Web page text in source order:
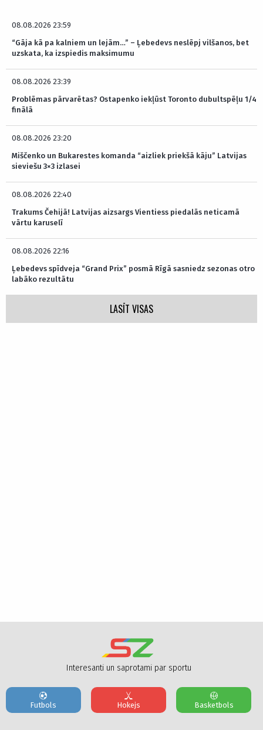
08.08.2026 23:59
“Gāja kā pa kalniem un lejām…” – Ļebedevs neslēpj vilšanos, bet
uzskata, ka izspiedis maksimumu
08.08.2026 23:39
Problēmas pārvarētas? Ostapenko iekļūst Toronto dubultspēļu 1/4
finālā
08.08.2026 23:20
Miščenko un Bukarestes komanda “aizliek priekšā kāju” Latvijas
sieviešu 3×3 izlasei
08.08.2026 22:40
Trakums Čehijā! Latvijas aizsargs Vientiess piedalās neticamā
vārtu karuselī
08.08.2026 22:16
Ļebedevs spīdveja “Grand Prix” posmā Rīgā sasniedz sezonas otro
labāko rezultātu
LASĪT VISAS
Interesanti un saprotami par sportu
Futbols Hokejs Basketbols